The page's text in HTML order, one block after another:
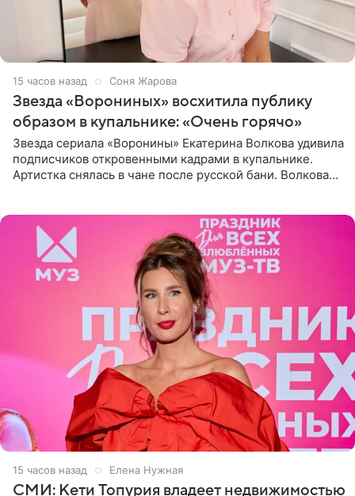
15 часов назад Соня Жарова
Звезда «Ворониных» восхитила публику
образом в купальнике: «Очень горячо»
Звезда сериала «Воронины» Екатерина Волкова удивила
подписчиков откровенными кадрами в купальнике.
Артистка снялась в чане после русской бани. Волкова
15 часов назад Елена Нужная
СМИ: Кети Топурия владеет недвижимостью